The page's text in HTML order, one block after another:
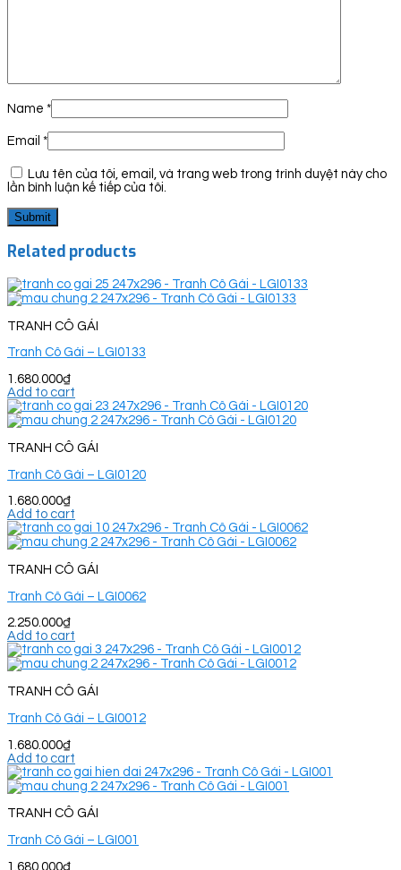
Name *
Email *
Lưu tên của tôi, email, và trang web trong trình duyệt này cho
lần bình luận kế tiếp của tôi.
Related products
TRANH CÔ GÁI
Tranh Cô Gái – LGI0133
1.680.000₫
Add to cart
TRANH CÔ GÁI
Tranh Cô Gái – LGI0120
1.680.000₫
Add to cart
TRANH CÔ GÁI
Tranh Cô Gái – LGI0062
2.250.000₫
Add to cart
TRANH CÔ GÁI
Tranh Cô Gái – LGI0012
1.680.000₫
Add to cart
TRANH CÔ GÁI
Tranh Cô Gái – LGI001
1.680.000₫